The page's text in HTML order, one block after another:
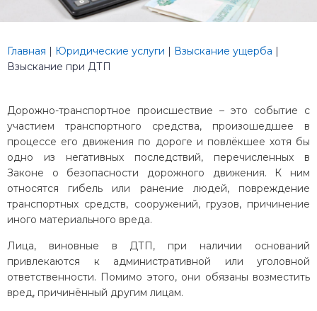
Главная | Юридические услуги | Взыскание ущерба |
Взыскание при ДТП
Дорожно-транспортное происшествие – это событие с
участием транспортного средства, произошедшее в
процессе его движения по дороге и повлёкшее хотя бы
одно из негативных последствий, перечисленных в
Законе о безопасности дорожного движения. К ним
относятся гибель или ранение людей, повреждение
транспортных средств, сооружений, грузов, причинение
иного материального вреда.
Лица, виновные в ДТП, при наличии оснований
привлекаются к административной или уголовной
ответственности. Помимо этого, они обязаны возместить
вред, причинённый другим лицам.